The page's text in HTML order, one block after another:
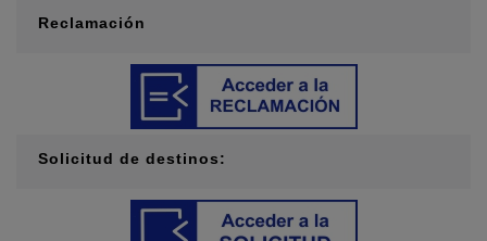
Reclamación
Solicitud de destinos: